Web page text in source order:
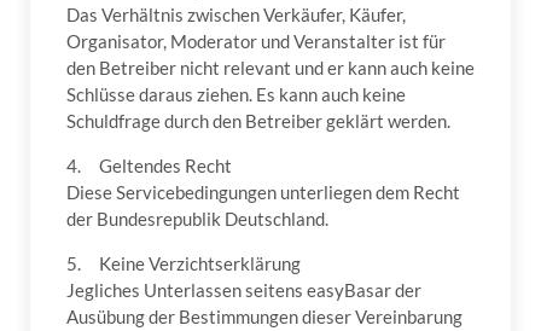
Das Verhältnis zwischen Verkäufer, Käufer,
Organisator, Moderator und Veranstalter ist für
den Betreiber nicht relevant und er kann auch keine
Schlüsse daraus ziehen. Es kann auch keine
Schuldfrage durch den Betreiber geklärt werden.
4. Geltendes Recht
Diese Servicebedingungen unterliegen dem Recht
der Bundesrepublik Deutschland.
5. Keine Verzichtserklärung
Jegliches Unterlassen seitens easyBasar der
Ausübung der Bestimmungen dieser Vereinbarung